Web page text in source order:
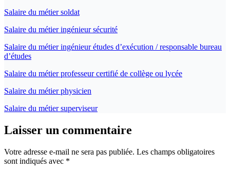
Salaire du métier soldat
Salaire du métier ingénieur sécurité
Salaire du métier ingénieur études d’exécution / responsable bureau
d’études
Salaire du métier professeur certifié de collège ou lycée
Salaire du métier physicien
Salaire du métier superviseur
Laisser un commentaire
Votre adresse e-mail ne sera pas publiée. Les champs obligatoires
sont indiqués avec *